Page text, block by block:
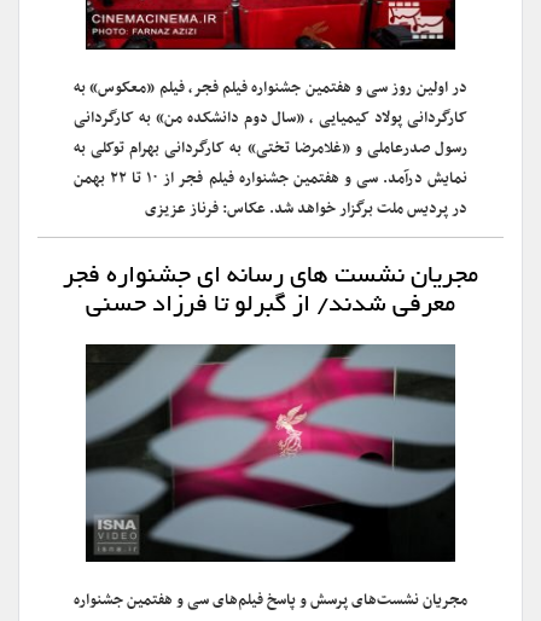
در اولین روز سی و هفتمین جشنواره فیلم فجر، فیلم «معکوس» به
کارگردانی پولاد کیمیایی ، «سال دوم دانشکده من» به کارگردانی
رسول صدرعاملی و «غلامرضا تختی» به کارگردانی بهرام توکلی به
نمایش درآمد. سی و هفتمین جشنواره فیلم فجر از ۱۰ تا ۲۲ بهمن
در پردیس ملت برگزار خواهد شد. عکاس: فرناز عزیزی
مجریان نشست های رسانه ای جشنواره فجر
معرفی شدند/ از گبرلو تا فرزاد حسنی
مجریان نشست‌های پرسش و پاسخ فیلم‌های سی و هفتمین جشنواره